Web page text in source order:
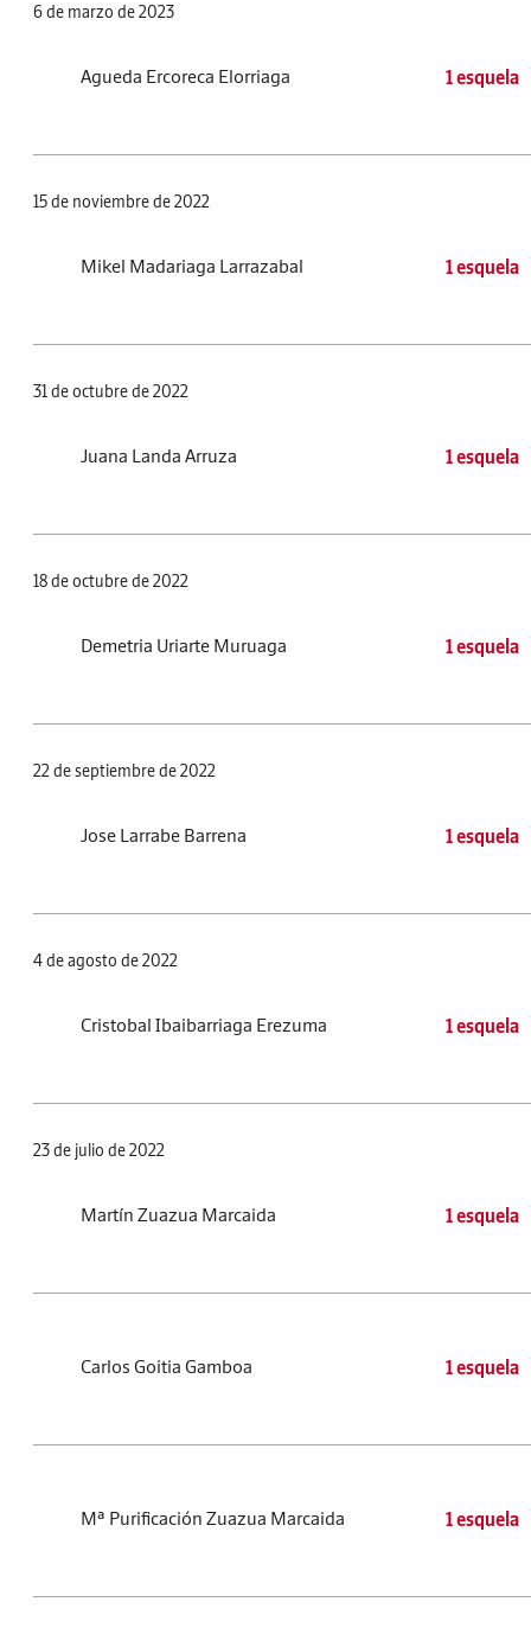
6 de marzo de 2023
Agueda Ercoreca Elorriaga 1 esquela
15 de noviembre de 2022
Mikel Madariaga Larrazabal 1 esquela
31 de octubre de 2022
Juana Landa Arruza 1 esquela
18 de octubre de 2022
Demetria Uriarte Muruaga 1 esquela
22 de septiembre de 2022
Jose Larrabe Barrena 1 esquela
4 de agosto de 2022
Cristobal Ibaibarriaga Erezuma 1 esquela
23 de julio de 2022
Martín Zuazua Marcaida 1 esquela
Carlos Goitia Gamboa 1 esquela
Mª Purificación Zuazua Marcaida 1 esquela